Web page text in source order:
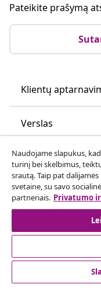
Pateikite prašymą
Klientų
Verslas
vidaXL
Atraskite daugiau
© 2008-2026 vidaXL
Naudojame slapukus,
turinį bei skelbimus,
srautą. Taip pat
svetaine, su savo
partneriais. Privatumo